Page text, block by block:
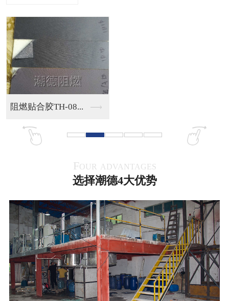
圣诞树雪花阻燃植绒胶...
Four advantages
选择潮德4大优势